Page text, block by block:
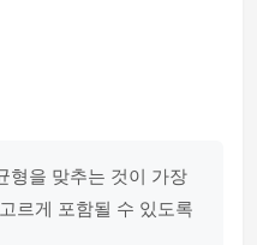
형을 맞추는 것이 가장
르게 포함될 수 있도록